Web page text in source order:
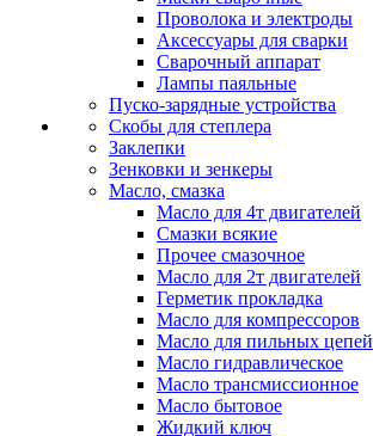
Проволока и электроды
Аксессуары для сварки
Сварочный аппарат
Лампы паяльные
Пуско-зарядные устройства
Скобы для степлера
Заклепки
Зенковки и зенкеры
Масло, смазка
Масло для 4т двигателей
Смазки всякие
Прочее смазочное
Масло для 2т двигателей
Герметик прокладка
Масло для компрессоров
Масло для пильных цепей
Масло гидравлическое
Масло трансмиссионное
Масло бытовое
Жидкий ключ